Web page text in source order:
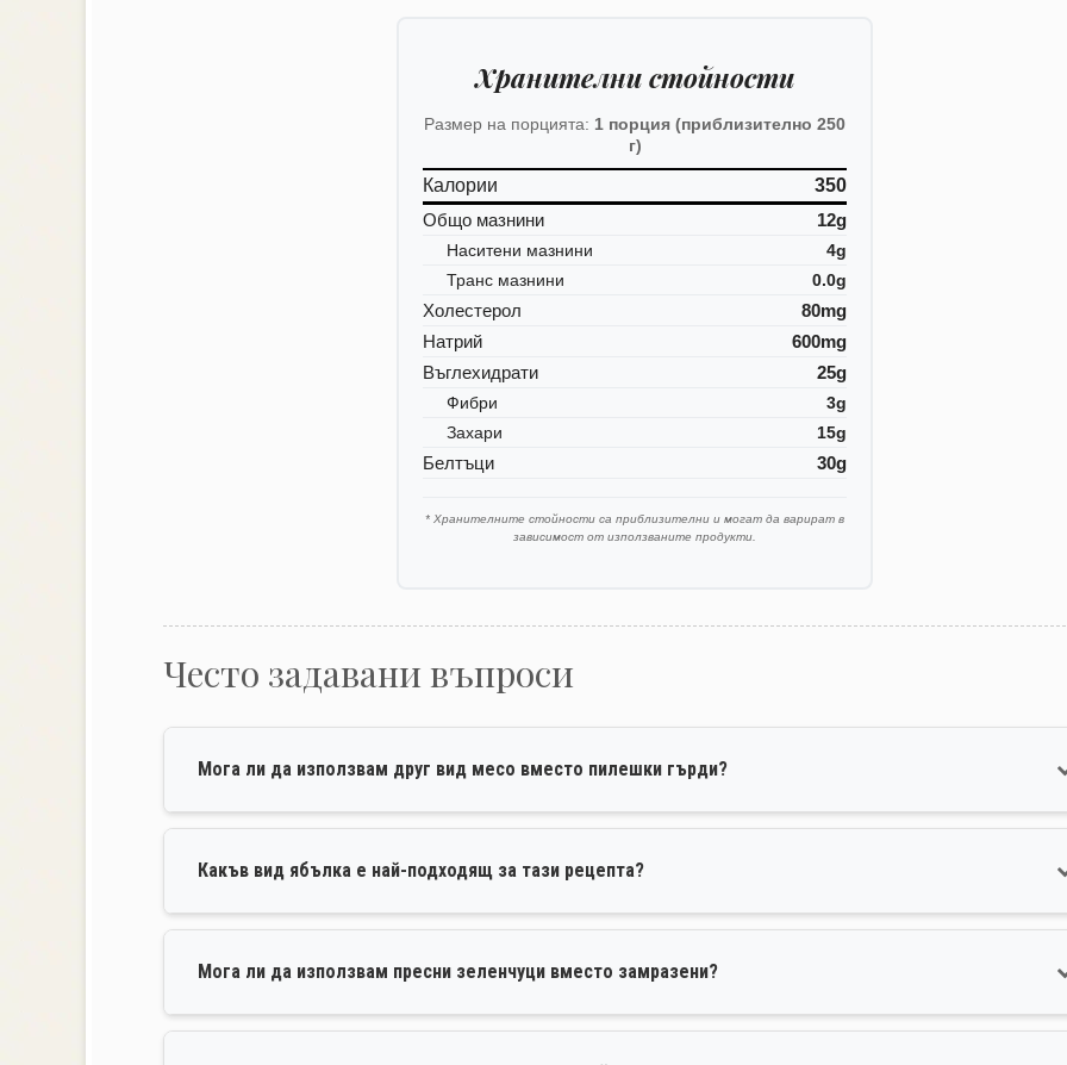
Хранителни стойности
Размер на порцията: 1 порция (приблизително 250
г)
Калории
350
Общо мазнини
12g
Наситени мазнини
4g
Транс мазнини
0.0g
Холестерол
80mg
Натрий
600mg
Въглехидрати
25g
Фибри
3g
Захари
15g
Белтъци 30g
* Хранителните стойности са приблизителни и могат да варират в
зависимост от използваните продукти.
Често задавани въпроси
Мога ли да използвам друг вид месо вместо пилешки гърди?
Какъв вид ябълка е най-подходящ за тази рецепта?
Мога ли да използвам пресни зеленчуци вместо замразени?